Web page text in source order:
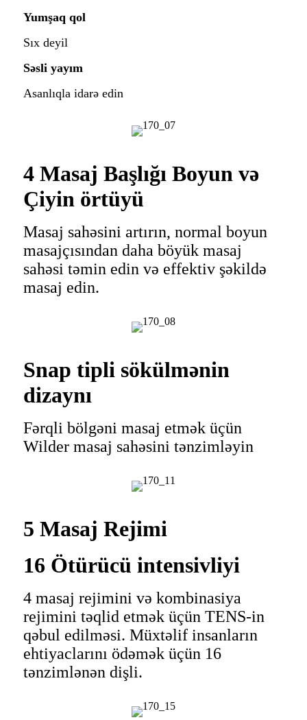
Yumşaq qol
Sıx deyil
Səsli yayım
Asanlıqla idarə edin
4 Masaj Başlığı Boyun və
Çiyin örtüyü
Masaj sahəsini artırın, normal boyun
masajçısından daha böyük masaj
sahəsi təmin edin və effektiv şəkildə
masaj edin.
Snap tipli sökülmənin
dizaynı
Fərqli bölgəni masaj etmək üçün
Wilder masaj sahəsini tənzimləyin
5 Masaj Rejimi
16 Ötürücü intensivliyi
4 masaj rejimini və kombinasiya
rejimini təqlid etmək üçün TENS-in
qəbul edilməsi. Müxtəlif insanların
ehtiyaclarını ödəmək üçün 16
tənzimlənən dişli.